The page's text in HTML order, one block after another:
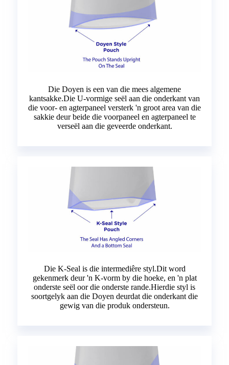
Die Doyen is een van die mees algemene
kantsakke.Die U-vormige seël aan die onderkant van
die voor- en agterpaneel versterk 'n groot area van die
sakkie deur beide die voorpaneel en agterpaneel te
verseël aan die geveerde onderkant.
Die K-Seal is die intermediêre styl.Dit word
gekenmerk deur 'n K-vorm by die hoeke, en 'n plat
onderste seël oor die onderste rande.Hierdie styl is
soortgelyk aan die Doyen deurdat die onderkant die
gewig van die produk ondersteun.